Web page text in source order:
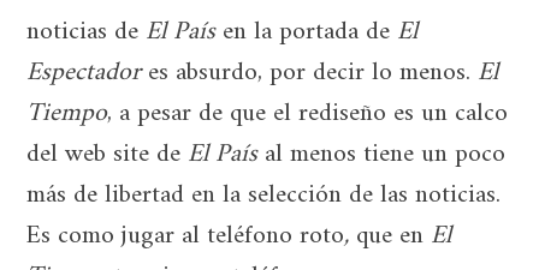
noticias deEl Paísen la portada deEl
Espectadores absurdo, por decir lo menos. El
Tiempo, a pesar de que el rediseño es un calco
del web site deEl Paísal menos tiene un poco
más de libertad en la selección de las noticias.
Es como jugar al teléfono roto,que enEl